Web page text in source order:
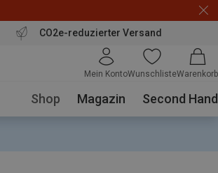
CO2e-reduzierter Versand
Mein KontoWunschlisteWarenkorb
Shop Magazin Second Hand